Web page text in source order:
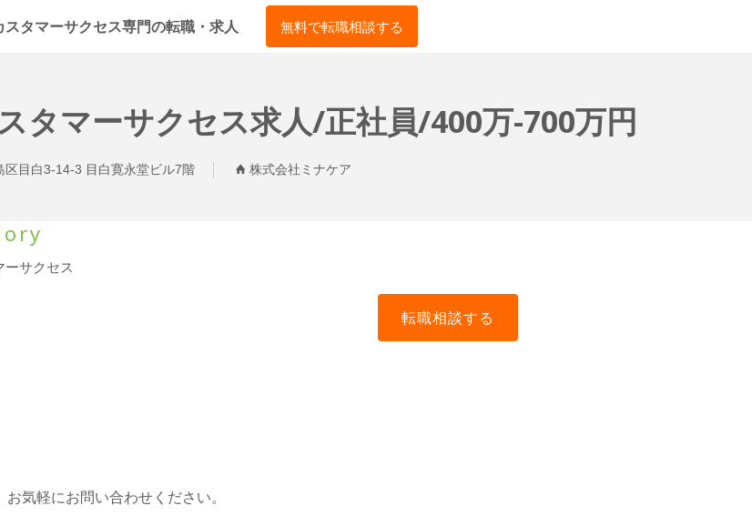
スタマーサクセス専門の転職・求人 無料で転職相談する
タマーサクセス求人/正社員/400万-700万円
区目白3-14-3 目白寛永堂ビル7階 株式会社ミナケア
ーサクセス
気軽にお問い合わせください。